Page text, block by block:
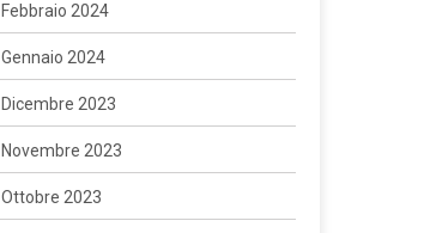
Febbraio 2024
Gennaio 2024
Dicembre 2023
Novembre 2023
Ottobre 2023